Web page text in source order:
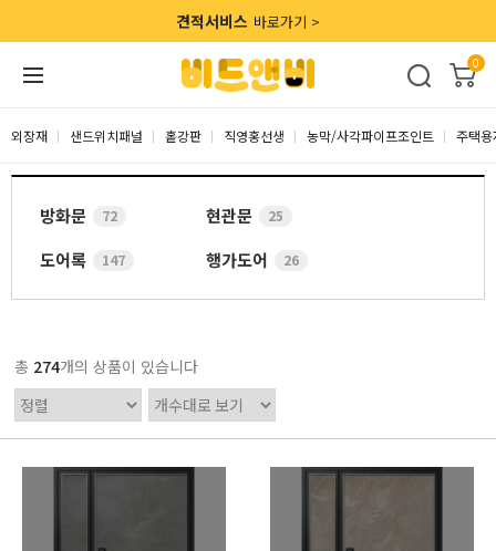
견적서비스 바로가기 >
0
외장재 샌드위치패널 홑강판 직영홍선생 농막/사각파이프조인트 주택용
방화문 72 현관문 25
도어록 147 행가도어 26
총 274개의 상품이 있습니다